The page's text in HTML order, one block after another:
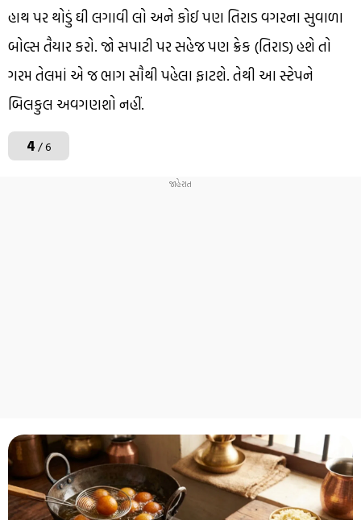
હાથ પર થોડું ઘી લગાવી લો અને કોઈ પણ તિરાડ વગરના સુવાળા
બોલ્સ તૈયાર કરો. જો સપાટી પર સહેજ પણ ક્રેક (તિરાડ) હશે તો
ગરમ તેલમાં એ જ ભાગ સૌથી પહેલા ફાટશે. તેથી આ સ્ટેપને
બિલકુલ અવગણશો નહીં.
4/ 6